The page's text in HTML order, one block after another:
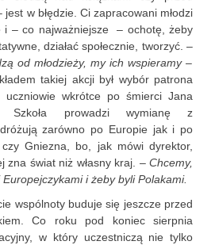
w błędzie. Ci zapracowani młodzi
i – co najważniejsze – ochotę, żeby
działać społecznie, tworzyć. –
od młodzieży, my ich wspieramy–
takiej akcji był wybór patrona
uczniowie wkrótce po śmierci Jana
Szkoła prowadzi wymianę z
zarówno po Europie jak i po
Gniezna, bo, jak mówi dyrektor,
zna świat niż własny kraj. – Chcemy,
i żeby byli Polakami.
wspólnoty buduje się jeszcze przed
Co roku pod koniec sierpnia
w który uczestniczą nie tylko